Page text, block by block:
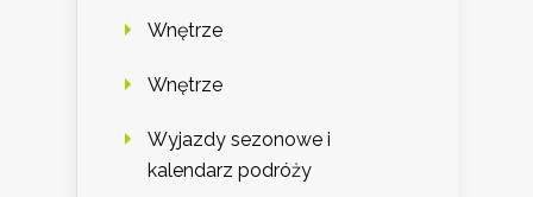
Wnętrze
Wnętrze
Wyjazdy sezonowe i
kalendarz podróży